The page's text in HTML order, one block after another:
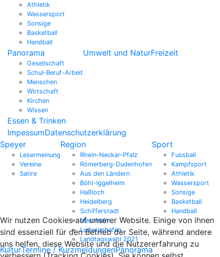
Athletik
Wassersport
Sonsige
Basketball
Handball
Panorama
Gesellschaft
Schul-Beruf-Arbeit
Menschen
Wirtschaft
Kirchen
Wissen
Umwelt und NaturFreizeit
Essen & Trinken
ImpessumDatenschutzerklärung
Speyer
Lesermeinung
Vereine
Satire
Region
Rhein-Neckar-Pfalz
Römerberg-Dudenhofen
Aus den Ländern
Böhl-Iggelheim
Haßloch
Heidelberg
Schifferstadt
Mannheim
Ludwigshafen
Landtagswahl 2021
Sport
Fussball
Kampfsport
Athletik
Wassersport
Sonsige
Basketball
Handball
KulturTermine / KurzmeldungenPanorama
Wir nutzen Cookies auf unserer Website. Einige von ihnen
sind essenziell für den Betrieb der Seite, während andere
uns helfen, diese Website und die Nutzererfahrung zu